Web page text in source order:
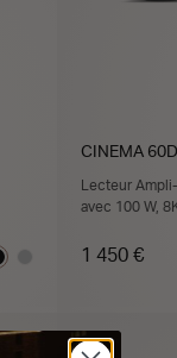
CINEMA
Lecteur
avec 100 W,
1 450 €